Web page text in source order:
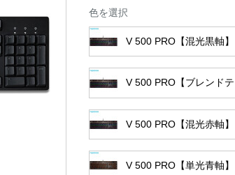
色を選択
V 500 PRO【混光黒軸】
V 500 PRO【ブレンドテ
V 500 PRO【混光赤軸】
V 500 PRO【単光青軸】